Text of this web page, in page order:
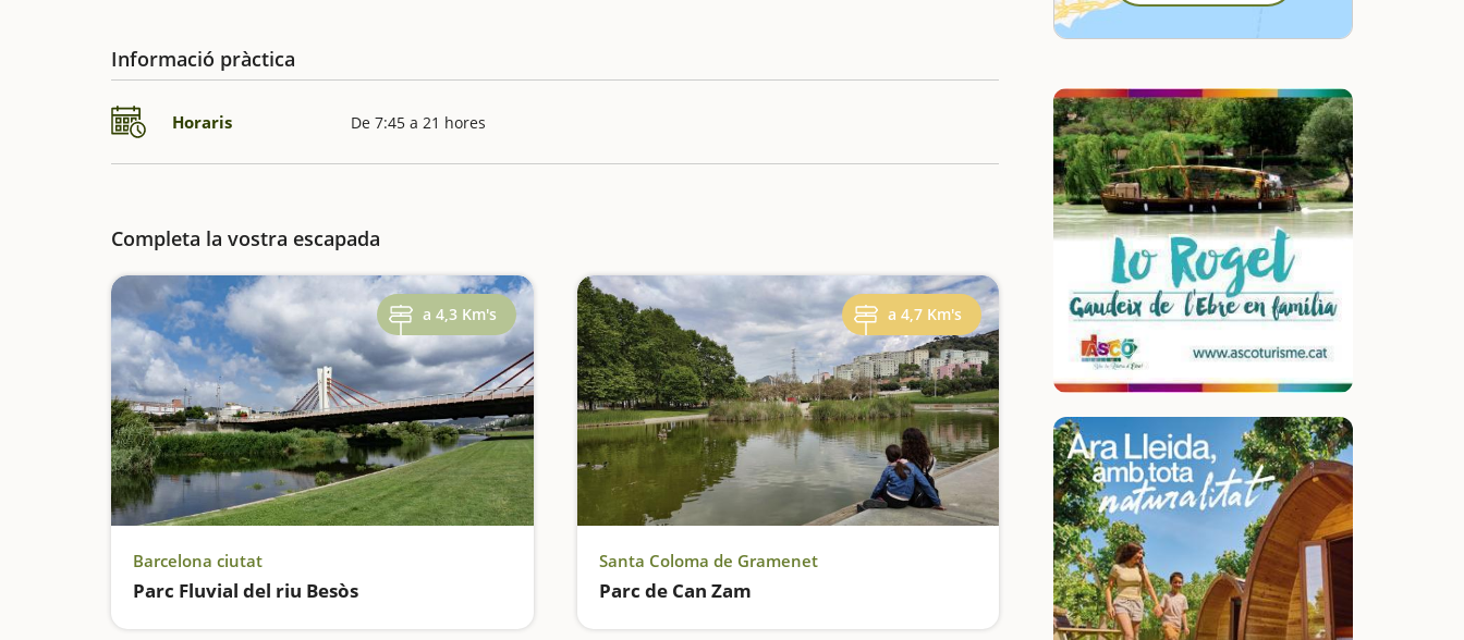
Informació pràctica
Horaris De 7:45 a 21 hores
Completa la vostra escapada
a 4,3 Km's
Barcelona ciutat
Parc Fluvial del riu Besòs
a 4,7 Km's
Santa Coloma de Gramenet
Parc de Can Zam